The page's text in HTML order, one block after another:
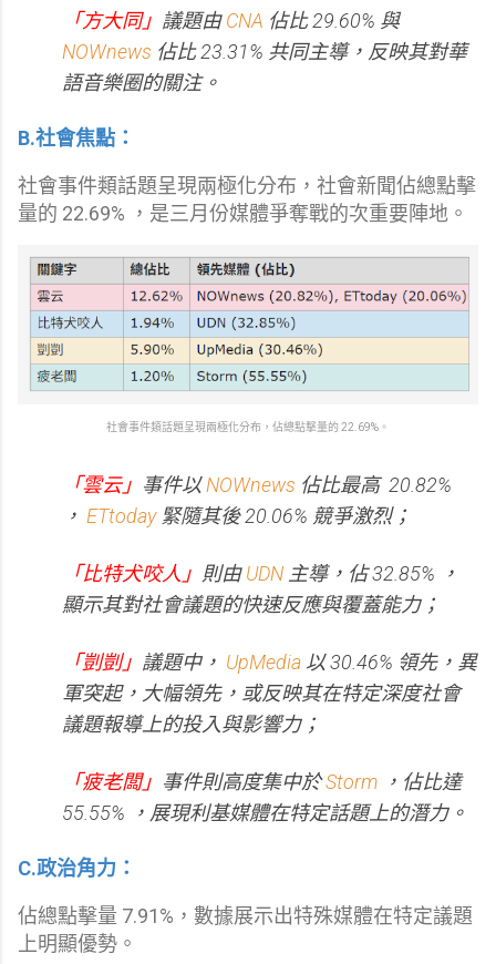
「方大同」 議題由CNA 佔比 29.60% 與
NOWnews 佔比 23.31% 共同主導，反映其對華
語音樂圈的關注。
B.社會焦點：
社會事件類話題呈現兩極化分布，社會新聞佔總點擊
量的 22.69% ，是三月份媒體爭奪戰的次重要陣地。
社會事件類話題呈現兩極化分布，佔總點擊量的 22.69%。
「雲云」 事件以NOWnews 佔比最高 20.82%
， ETtoday緊隨其後 20.06% 競爭激烈；
「比特犬咬人」 則由UDN 主導，佔 32.85% ，
顯示其對社會議題的快速反應與覆蓋能力；
「剴剴」 議題中， UpMedia 以 30.46% 領先，異
軍突起，大幅領先，或反映其在特定深度社會
議題報導上的投入與影響力；
「疲老闆」 事件則高度集中於Storm ，佔比達
55.55% ，展現利基媒體在特定話題上的潛力。
C.政治角力：
佔總點擊量 7.91%，數據展示出特殊媒體在特定議題
上明顯優勢。